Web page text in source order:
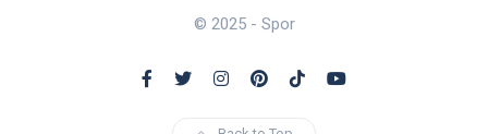
© 2025 - Spor